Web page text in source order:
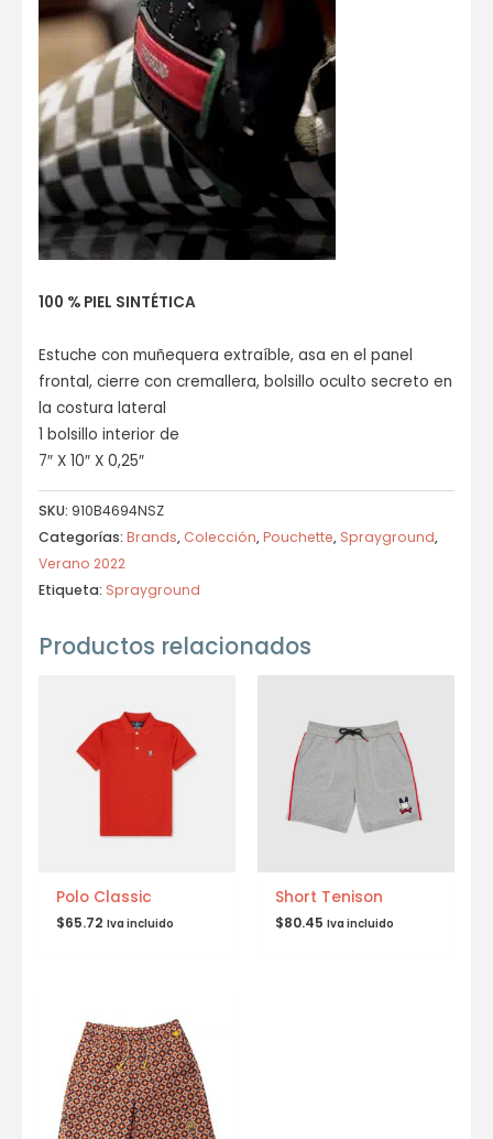
100 % PIEL SINTÉTICA
Estuche con muñequera extraíble, asa en el panel
frontal, cierre con cremallera, bolsillo oculto secreto en
la costura lateral
1 bolsillo interior de
7″ X 10″ X 0,25″
SKU: 910B4694NSZ
Categorías: Brands, Colección,Pouchette, Sprayground,
Verano 2022
Etiqueta: Sprayground
Productos relacionados
Polo Classic
$65.72 Iva incluido
Short Tenison
$80.45 Iva incluido